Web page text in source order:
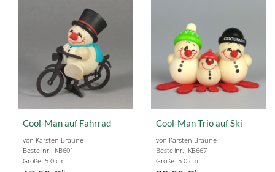
Cool-Man auf Fahrrad
von Karsten Braune
Bestellnr.: KB601
Größe: 5.0 cm
Cool-Man Trio auf Ski
von Karsten Braune
Bestellnr.: KB667
Größe: 5.0 cm